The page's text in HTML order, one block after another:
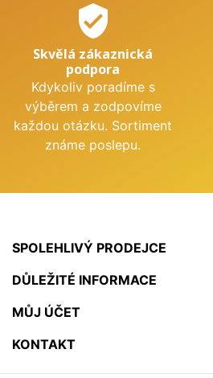
verified_user
Skvělá zákaznická
podpora
Kdykoliv poradíme s
výběrem a zodpovíme
každou otázku. Sortiment
známe poslepu.
SPOLEHLIVÝ PRODEJCE
DŮLEŽITÉ INFORMACE
MŮJ ÚČET
KONTAKT